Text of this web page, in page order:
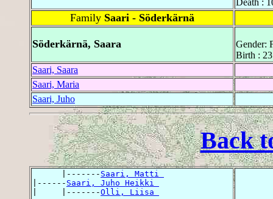
Family Saari - Söderkärnä
Söderkärnä, Saara
Gender:
Birth :
Saari, Saara
Saari, Maria
Saari, Juho
Back
      |-------
Saari, Matti
|------ Saari, Juho Heikki
|     |-------Olli, Liisa